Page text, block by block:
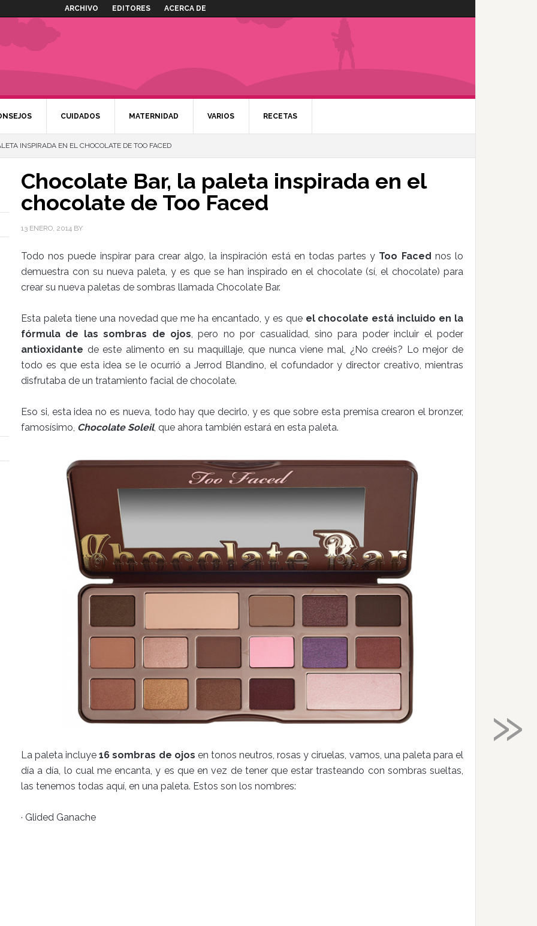
ARCHIVO EDITORES ACERCA DE
CUIDADOS MATERNIDAD VARIOS RECETAS
INSPIRADA EN EL CHOCOLATE DE TOO FACED
Chocolate Bar, la paleta inspirada en el
chocolate de Too Faced
13 ENERO, 2014 BY
Todo nos puede inspirar para crear algo, la inspiración está en todas partes y Too Faced nos lo
demuestra con su nueva paleta, y es que se han inspirado en el chocolate (sí, el chocolate) para
crear su nueva paletas de sombras llamada Chocolate Bar.
Esta paleta tiene una novedad que me ha encantado, y es que el chocolate está incluido en la
fórmula de las sombras de ojos, pero no por casualidad, sino para poder incluir el poder
antioxidante de este alimento en su maquillaje, que nunca viene mal, ¿No creéis? Lo mejor de
todo es que esta idea se le ocurrió a Jerrod Blandino, el cofundador y director creativo, mientras
disfrutaba de un tratamiento facial de chocolate.
Eso si, esta idea no es nueva, todo hay que decirlo, y es que sobre esta premisa crearon el bronzer,
famosísimo, Chocolate Soleil, que ahora también estará en esta paleta.
La paleta incluye16 sombras de ojos en tonos neutros, rosas y ciruelas, vamos, una paleta para el
día a día, lo cual me encanta, y es que en vez de tener que estar trasteando con sombras sueltas,
las tenemos todas aquí, en una paleta. Estos son los nombres:
· Glided Ganache
»